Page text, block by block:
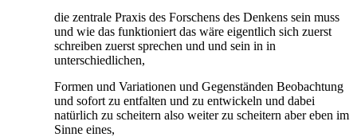
die zentrale Praxis des Forschens des Denkens sein muss
und wie das funktioniert das wäre eigentlich sich zuerst
schreiben zuerst sprechen und und sein in in
unterschiedlichen,
Formen und Variationen und Gegenständen Beobachtung
und sofort zu entfalten und zu entwickeln und dabei
natürlich zu scheitern also weiter zu scheitern aber eben im
Sinne eines,